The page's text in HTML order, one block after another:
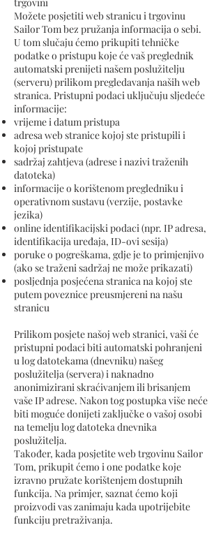
Možete posjetiti web stranicu i trgovinu
Sailor Tom bez pružanja informacija o sebi.
U tom slučaju ćemo prikupiti tehničke
podatke o pristupu koje će vaš preglednik
automatski prenijeti našem poslužitelju
(serveru) prilikom pregledavanja naših web
stranica. Pristupni podaci uključuju sljedeće
informacije:
vrijeme i datum pristupa
adresa web stranice kojoj ste pristupili i
kojoj pristupate
sadržaj zahtjeva (adrese i nazivi traženih
datoteka)
informacije o korištenom pregledniku i
operativnom sustavu (verzije, postavke
jezika)
online identifikacijski podaci (npr. IP adresa,
identifikacija uređaja, ID-ovi sesija)
poruke o pogreškama, gdje je to primjenjivo
(ako se traženi sadržaj ne može prikazati)
posljednja posjećena stranica na kojoj ste
putem poveznice preusmjereni na našu
stranicu
Prilikom posjete našoj web stranici, vaši će
pristupni podaci biti automatski pohranjeni
u log datotekama (dnevniku) našeg
poslužitelja (servera) i naknadno
anonimizirani skraćivanjem ili brisanjem
vaše IP adrese. Nakon tog postupka više neće
biti moguće donijeti zaključke o vašoj osobi
na temelju log datoteka dnevnika
poslužitelja.
Također, kada posjetite web trgovinu Sailor
Tom, prikupit ćemo i one podatke koje
izravno pružate korištenjem dostupnih
funkcija. Na primjer, saznat ćemo koji
proizvodi vas zanimaju kada upotrijebite
funkciju pretraživanja.